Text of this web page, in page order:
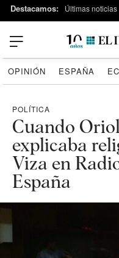
Destacamos: Últimas noticias
OPINIÓN ESPAÑA
POLÍTICA
Cuando
explicaba
Viza en
España